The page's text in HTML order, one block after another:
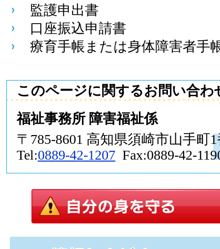
監護申出書
口座振込申請書
療育手帳または身体障害者手
このページに関するお問い合わ
福祉事務所 障害福祉係
〒785-8601 高知県須崎市山手町
Tel:0889-42-1207Fax:0889-42-